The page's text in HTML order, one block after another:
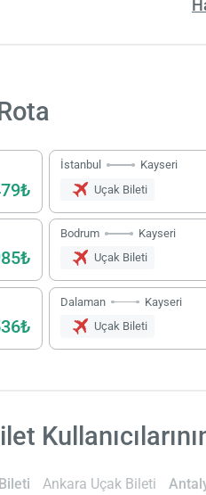
İstanbul
Kayseri
Uçak Bileti
Bodrum
Kayseri
Uçak Bileti
Dalaman
Kayseri
Uçak Bileti
Ankara Uçak Bileti